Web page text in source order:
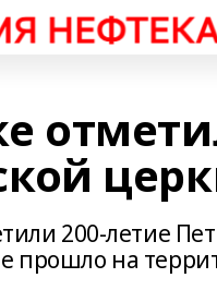
200-летие
прошло на